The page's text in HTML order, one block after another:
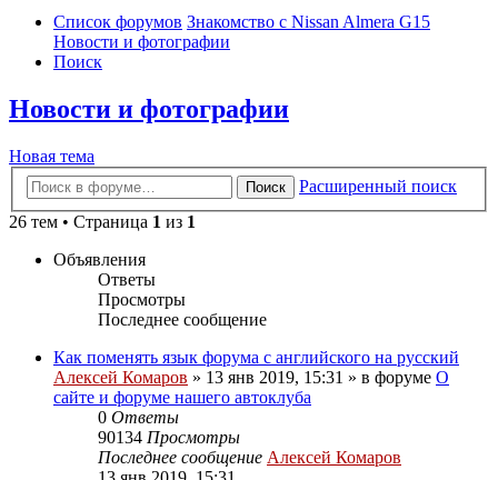
Список форумов Знакомство с Nissan Almera G15
Новости и фотографии
Поиск
Новости и фотографии
Новая тема
Поиск
Расширенный поиск
26 тем • Страница 1 из 1
Объявления
Ответы
Просмотры
Последнее сообщение
Как поменять язык форума с английского на русский
Алексей Комаров » 13 янв 2019, 15:31 » в форуме О
сайте и форуме нашего автоклуба
0 Ответы
90134 Просмотры
Последнее сообщение Алексей Комаров